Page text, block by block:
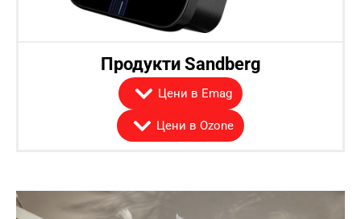
Продукти Sandberg
Цени в Emag
Цени в Ozone